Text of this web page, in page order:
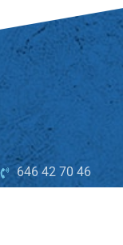
646 42 70 46